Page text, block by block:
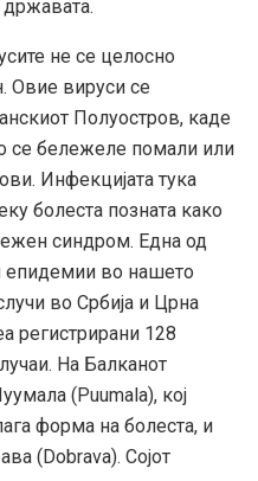
државата.
не се целосно
Овие вируси се
Полуостров, каде
се бележеле помали или
Инфекцијата тука
болеста позната како
синдром. Една од
епидемии во нашето
во Србија и Црна
регистрирани 128
На Балканот
(Puumala), кој
форма на болеста, и
(Dobrava). Сојот